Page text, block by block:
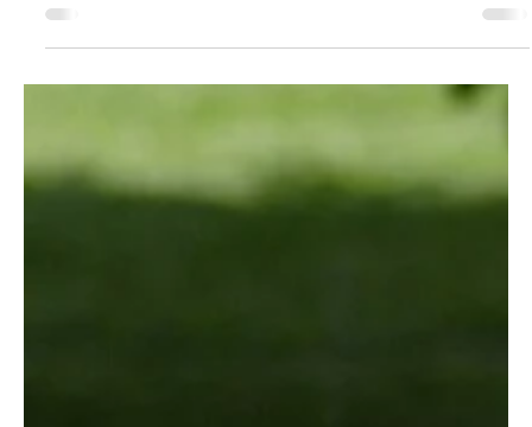
In Günsberg wurde am Freitagmorgen, 29. Dezember 2023,
ein Oekonomiegebäude durch einen Brand zerstört. Ebenfalls
stark beschädigt wurde...